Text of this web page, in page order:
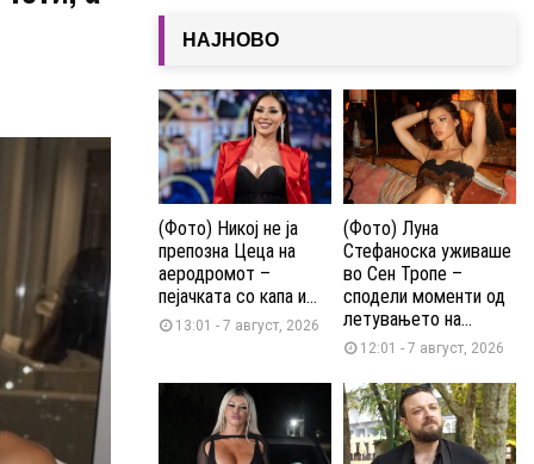
НАЈНОВО
(Фото) Никој не ја
препозна Цеца на
аеродромот –
пејачката со капа и...
13:01 - 7 август, 2026
(Фото) Луна
Стефаноска уживаше
во Сен Тропе –
сподели моменти од
летувањето на...
12:01 - 7 август, 2026